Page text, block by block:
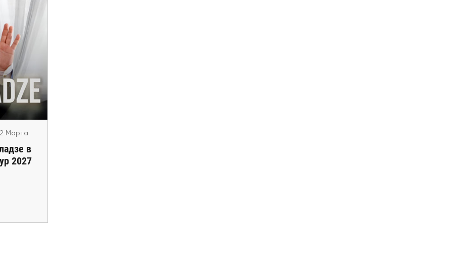
Марта
в
2027
Berlin,
€
Марта
в
2027